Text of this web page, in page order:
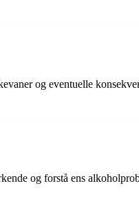
og eventuelle
og forstå ens